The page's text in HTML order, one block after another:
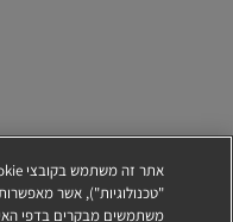
"טכנולוגיות"), אשר
משתמשים מבקרים בדפי